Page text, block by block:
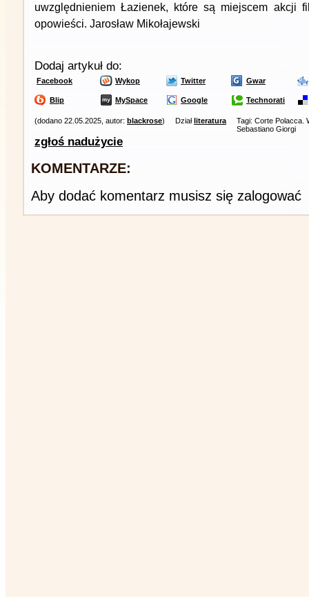
uwzględnieniem Łazienek, które są miejscem akcji
opowieści. Jarosław Mikołajewski
Dodaj artykuł do:
Facebook Wykop Twitter Gwar
Blip MySpace Google Technorati
(dodano 22.05.2025, autor: blackrose) Działliteratura
Tagi: Corte Polacca.
Sebastiano Giorgi
zgłoś nadużycie
KOMENTARZE:
Aby dodać komentarz musisz się zalogować